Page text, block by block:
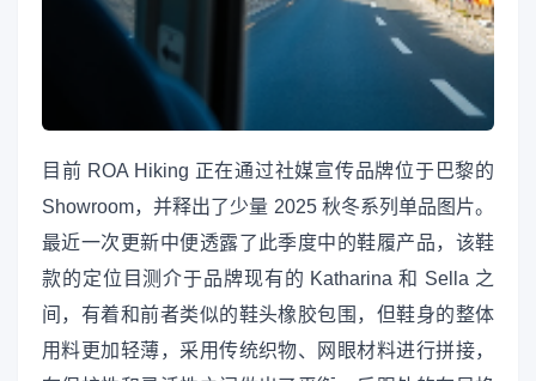
目前 ROA Hiking 正在通过社媒宣传品牌位于巴黎的
Showroom，并释出了少量 2025 秋冬系列单品图片。
最近一次更新中便透露了此季度中的鞋履产品，该鞋
款的定位目测介于品牌现有的 Katharina 和 Sella 之
间，有着和前者类似的鞋头橡胶包围，但鞋身的整体
用料更加轻薄，采用传统织物、网眼材料进行拼接，